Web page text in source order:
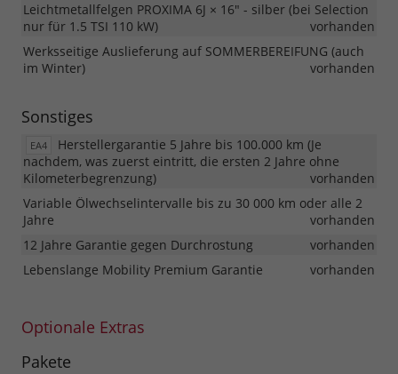
Leichtmetallfelgen PROXIMA 6J × 16" - silber (bei Selection
nur für 1.5 TSI 110 kW)
vorhanden
Werksseitige Auslieferung auf SOMMERBEREIFUNG (auch
im Winter)
vorhanden
Sonstiges
EA4
Herstellergarantie 5 Jahre bis 100.000 km (Je
nachdem, was zuerst eintritt, die ersten 2 Jahre ohne
Kilometerbegrenzung)
vorhanden
Variable Ölwechselintervalle bis zu 30 000 km oder alle 2
Jahre
vorhanden
12 Jahre Garantie gegen Durchrostung
vorhanden
Lebenslange Mobility Premium Garantie
vorhanden
Optionale Extras
Pakete